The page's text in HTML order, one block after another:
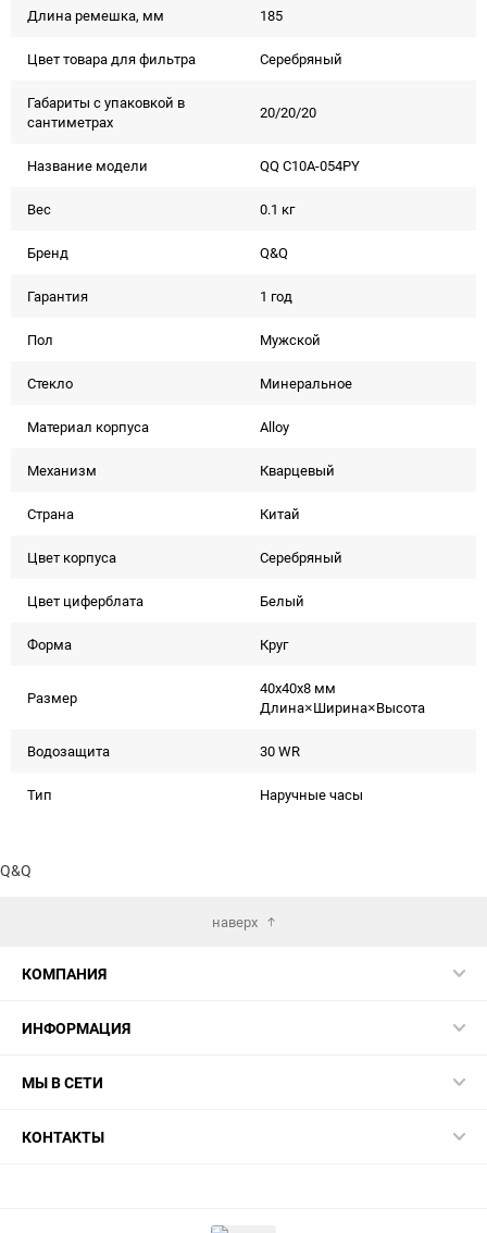
Длина ремешка, мм 185
Цвет товара для фильтра Серебряный
Габариты с упаковкой в
сантиметрах
20/20/20
Название модели QQ C10A-054PY
Вес 0.1 кг
Бренд Q&Q
Гарантия 1 год
Пол Мужской
Стекло Минеральное
Материал корпуса Alloy
Механизм Кварцевый
Страна Китай
Цвет корпуса Серебряный
Цвет циферблата Белый
Форма Круг
Размер
40x40x8 мм
Длина×Ширина×Высота
Водозащита 30 WR
Тип Наручные часы
Q&Q
наверх
КОМПАНИЯ
ИНФОРМАЦИЯ
МЫ В СЕТИ
КОНТАКТЫ